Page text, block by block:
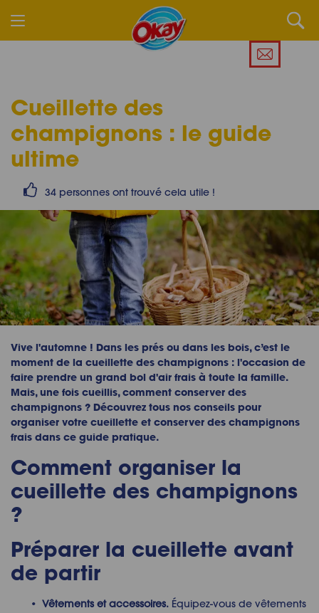
Cueillette des
champignons : le guide
ultime
34 personnes ont trouvé cela utile !
Vive l'automne ! Dans les prés ou dans les bois, c’est le
moment de la cueillette des champignons : l'occasion de
faire prendre un grand bol d'air frais à toute la famille.
Mais, une fois cueillis, comment conserver des
champignons ? Découvrez tous nos conseils pour
organiser votre cueillette et conserver des champignons
frais dans ce guide pratique.
Comment organiser la
cueillette des champignons
?
Préparer la cueillette avant
de partir
Vêtements et accessoires. Équipez-vous de vêtements